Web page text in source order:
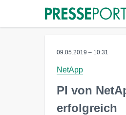
09.05.2019 – 10:31
NetApp
PI von
erfolgreich